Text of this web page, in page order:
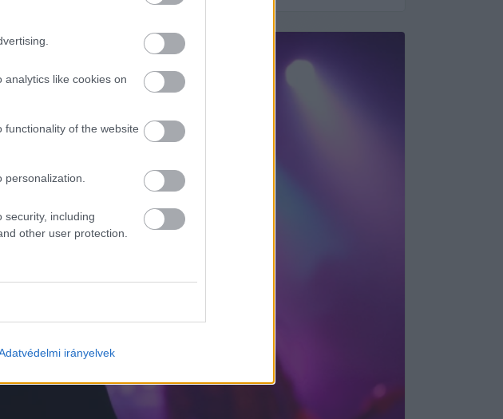
like cookies on
of the website
security, including
other user protection.
irányelvek